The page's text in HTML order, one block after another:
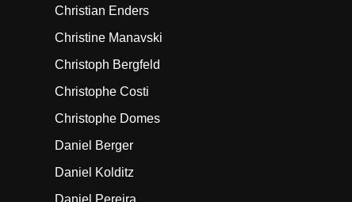
Christian Enders
Christine Manavski
Christoph Bergfeld
Christophe Costi
Christophe Domes
Daniel Berger
Daniel Kolditz
Daniel Pereira